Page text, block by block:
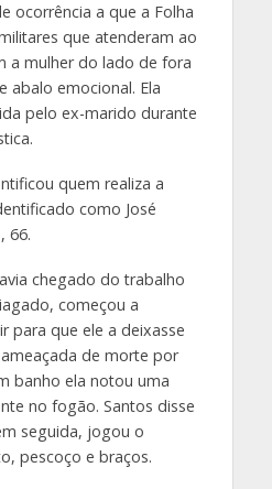
ocorrência a que a Folha
que atenderam ao
a mulher do lado de fora
abalo emocional. Ela
pelo ex-marido durante
quem realiza a
como José
66.
chegado do trabalho
começou a
para que ele a deixasse
de morte por
banho ela notou uma
no fogão. Santos disse
seguida, jogou o
pescoço e braços.